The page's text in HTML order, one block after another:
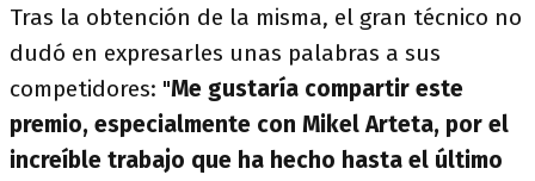
Tras la obtención de la misma, el gran técnico no
dudó en expresarles unas palabras a sus
competidores: "Me gustaría compartir este
premio, especialmente con Mikel Arteta, por el
increíble trabajo que ha hecho hasta el último